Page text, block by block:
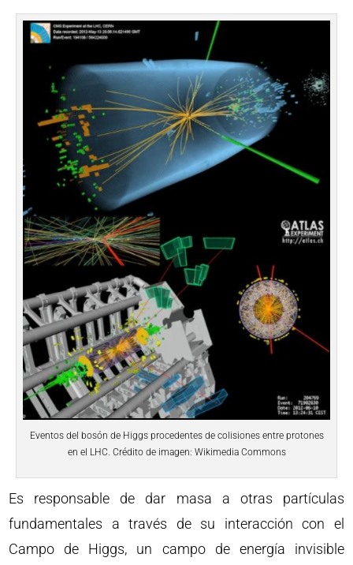
Eventos del bosón de Higgs procedentes de colisiones entre protones
en el LHC. Crédito de imagen: Wikimedia Commons
Es responsable de dar masa a otras partículas
fundamentales a través de su interacción con el
Campo de Higgs, un campo de energía invisible